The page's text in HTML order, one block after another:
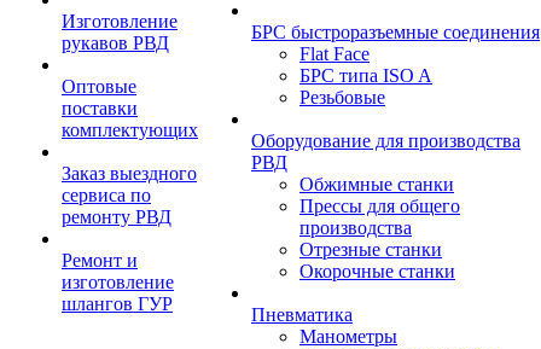
Изготовление
рукавов РВД
Оптовые
поставки
комплектующих
Заказ выездного
сервиса по
ремонту РВД
Ремонт и
изготовление
шлангов ГУР
БРС быстроразъемные соединения
Flat Face
БРС типа ISO A
Резьбовые
Оборудование для производства
РВД
Обжимные станки
Прессы для общего
производства
Отрезные станки
Окорочные станки
Пневматика
Манометры